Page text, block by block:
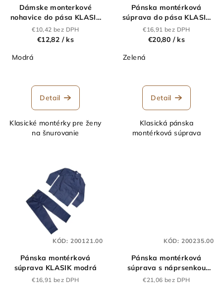
d
Dámske monterkové
nohavice do pása KLASIK
modré
€10,42 bez DPH
€12,82 / ks
Modrá
Detail
Klasické montérky pre ženy
na šnurovanie
Pánska montérková
súprava do pása KLASIK
zelená
€16,91 bez DPH
€20,80 / ks
Zelená
Detail
Klasická pánska
montérková súprava
Pánska montérková
súprava KLASIK modrá
€16,91 bez DPH
KÓD: 200121.00
Pánska montérková
súprava s náprsenkou
KLASIK modrá
€21,06 bez DPH
KÓD: 200235.00